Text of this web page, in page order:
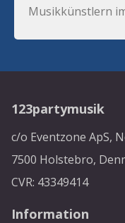
Musikkünstlern
123partymusik
c/o Eventzone ApS,
7500 Holstebro,
CVR: 43349414
Information